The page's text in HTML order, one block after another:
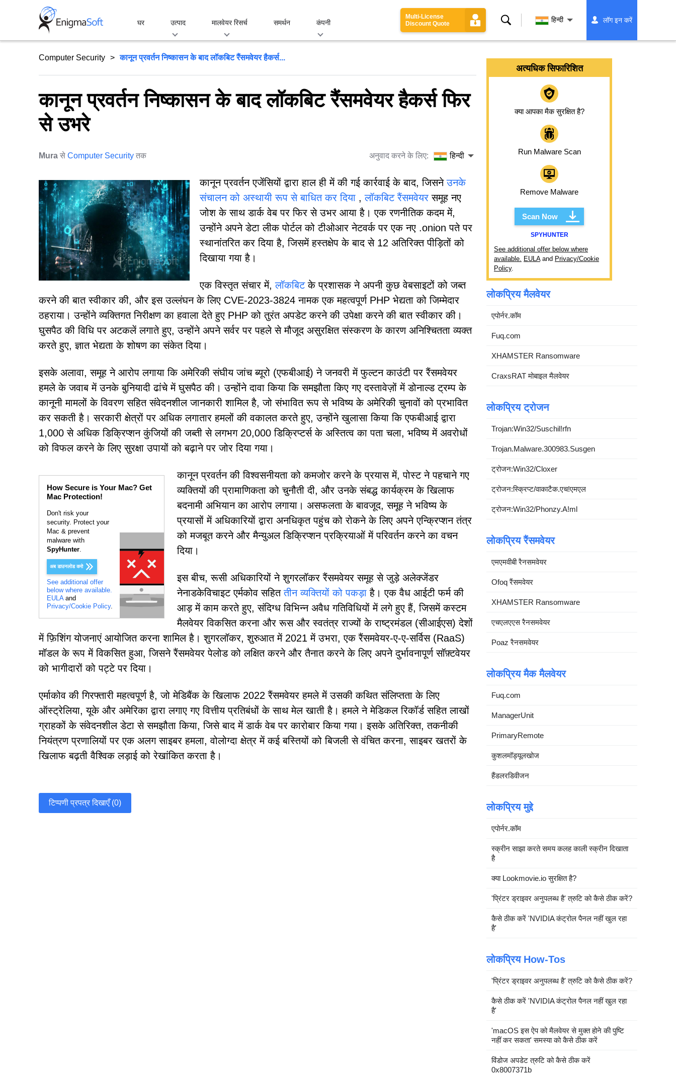
घर उत्पाद मालवेयर रिसर्च समर्थन कंपनी
Multi-License
Discount Quote
खोज हिन्दी लॉग इन करें
Computer Security कानून प्रवर्तन निष्कासन के बाद लॉकबिट रैंसमवेयर हैकर्स...
कानून प्रवर्तन निष्कासन के बाद लॉकबिट रैंसमवेयर हैकर्स फिर
से उभरे
Mura से Computer Security तक अनुवाद करने के लिए: हिन्दी
कानून प्रवर्तन एजेंसियों द्वारा हाल ही में की गई कार्रवाई के बाद, जिसनेउनके
संचालन को अस्थायी रूप से बाधित कर दिया ,लॉकबिट रैंसमवेयर समूह नए
जोश के साथ डार्क वेब पर फिर से उभर आया है। एक रणनीतिक कदम में,
उन्होंने अपने डेटा लीक पोर्टल को टीओआर नेटवर्क पर एक नए .onion पते पर
स्थानांतरित कर दिया है, जिसमें हस्तक्षेप के बाद से 12 अतिरिक्त पीड़ितों को
दिखाया गया है।
एक विस्तृत संचार में,लॉकबिटके प्रशासक ने अपनी कुछ वेबसाइटों को जब्त
करने की बात स्वीकार की, और इस उल्लंघन के लिए CVE-2023-3824 नामक एक महत्वपूर्ण PHP भेद्यता को जिम्मेदार
ठहराया। उन्होंने व्यक्तिगत निरीक्षण का हवाला देते हुए PHP को तुरंत अपडेट करने की उपेक्षा करने की बात स्वीकार की।
घुसपैठ की विधि पर अटकलें लगाते हुए, उन्होंने अपने सर्वर पर पहले से मौजूद असुरक्षित संस्करण के कारण अनिश्चितता व्यक्त
करते हुए, ज्ञात भेद्यता के शोषण का संकेत दिया।
इसके अलावा, समूह ने आरोप लगाया कि अमेरिकी संघीय जांच ब्यूरो (एफबीआई) ने जनवरी में फुल्टन काउंटी पर रैंसमवेयर
हमले के जवाब में उनके बुनियादी ढांचे में घुसपैठ की। उन्होंने दावा किया कि समझौता किए गए दस्तावेज़ों में डोनाल्ड ट्रम्प के
कानूनी मामलों के विवरण सहित संवेदनशील जानकारी शामिल है, जो संभावित रूप से भविष्य के अमेरिकी चुनावों को प्रभावित
कर सकती है। सरकारी क्षेत्रों पर अधिक लगातार हमलों की वकालत करते हुए, उन्होंने खुलासा किया कि एफबीआई द्वारा
1,000 से अधिक डिक्रिप्शन कुंजियों की जब्ती से लगभग 20,000 डिक्रिप्टर्स के अस्तित्व का पता चला, भविष्य में अवरोधों
को विफल करने के लिए सुरक्षा उपायों को बढ़ाने पर जोर दिया गया।
How Secure is Your Mac? Get
Mac Protection!
Don't risk your
security. Protect your
Mac & prevent
malware with
SpyHunter.
अब डाउनलोड करो
See additional offer
below where available.
EULAand
Privacy/Cookie Policy.
कानून प्रवर्तन की विश्वसनीयता को कमजोर करने के प्रयास में, पोस्ट ने पहचाने गए
व्यक्तियों की प्रामाणिकता को चुनौती दी, और उनके संबद्ध कार्यक्रम के खिलाफ
बदनामी अभियान का आरोप लगाया। असफलता के बावजूद, समूह ने भविष्य के
प्रयासों में अधिकारियों द्वारा अनधिकृत पहुंच को रोकने के लिए अपने एन्क्रिप्शन तंत्र
को मजबूत करने और मैन्युअल डिक्रिप्शन प्रक्रियाओं में परिवर्तन करने का वचन
दिया।
इस बीच, रूसी अधिकारियों ने शुगरलॉकर रैंसमवेयर समूह से जुड़े अलेक्जेंडर
नेनाडकेविचाइट एर्मकोव सहिततीन व्यक्तियों को पकड़ा है। एक वैध आईटी फर्म की
आड़ में काम करते हुए, संदिग्ध विभिन्न अवैध गतिविधियों में लगे हुए हैं, जिसमें कस्टम
मैलवेयर विकसित करना और रूस और स्वतंत्र राज्यों के राष्ट्रमंडल (सीआईएस) देशों
में फ़िशिंग योजनाएं आयोजित करना शामिल है। शुगरलॉकर, शुरुआत में 2021 में उभरा, एक रैंसमवेयर-ए-ए-सर्विस (RaaS)
मॉडल के रूप में विकसित हुआ, जिसने रैंसमवेयर पेलोड को लक्षित करने और तैनात करने के लिए अपने दुर्भावनापूर्ण सॉफ़्टवेयर
को भागीदारों को पट्टे पर दिया।
एर्माकोव की गिरफ्तारी महत्वपूर्ण है, जो मेडिबैंक के खिलाफ 2022 रैंसमवेयर हमले में उसकी कथित संलिप्तता के लिए
ऑस्ट्रेलिया, यूके और अमेरिका द्वारा लगाए गए वित्तीय प्रतिबंधों के साथ मेल खाती है। हमले ने मेडिकल रिकॉर्ड सहित लाखों
ग्राहकों के संवेदनशील डेटा से समझौता किया, जिसे बाद में डार्क वेब पर कारोबार किया गया। इसके अतिरिक्त, तकनीकी
नियंत्रण प्रणालियों पर एक अलग साइबर हमला, वोलोग्दा क्षेत्र में कई बस्तियों को बिजली से वंचित करना, साइबर खतरों के
खिलाफ बढ़ती वैश्विक लड़ाई को रेखांकित करता है।
टिप्पणी प्रपत्र दिखाएँ (0)
अत्यधिक सिफारिशित
क्या आपका मैक सुरक्षित है?
Run Malware Scan
Remove Malware
Scan Now
SPYHUNTER
See additional offer below where
available. EULAand Privacy/Cookie
Policy.
लोकप्रिय मैलवेयर
एपोर्नर.कॉम
Fuq.com
XHAMSTER Ransomware
CraxsRAT मोबाइल मैलवेयर
लोकप्रिय ट्रोजन
Trojan:Win32/Suschil!rfn
Trojan.Malware.300983.Susgen
ट्रोजन:Win32/Cloxer
ट्रोजन:स्क्रिप्ट/वाकाटैक.एच!एमएल
ट्रोजन:Win32/Phonzy.A!ml
लोकप्रिय रैंसमवेयर
एमएमवीबी रैनसमवेयर
Ofoq रैंसमवेयर
XHAMSTER Ransomware
एचएलएएस रैनसमवेयर
Poaz रैनसमवेयर
लोकप्रिय मैक मैलवेयर
Fuq.com
ManagerUnit
PrimaryRemote
कुशलमॉड्यूलखोज
हैंडलरडिवीजन
लोकप्रिय मुद्दे
एपोर्नर.कॉम
स्क्रीन साझा करते समय कलह काली स्क्रीन दिखाता
है
क्या Lookmovie.io सुरक्षित है?
'प्रिंटर ड्राइवर अनुपलब्ध है' त्रुटि को कैसे ठीक करें?
कैसे ठीक करें 'NVIDIA कंट्रोल पैनल नहीं खुल रहा
है'
लोकप्रिय How-Tos
'प्रिंटर ड्राइवर अनुपलब्ध है' त्रुटि को कैसे ठीक करें?
कैसे ठीक करें 'NVIDIA कंट्रोल पैनल नहीं खुल रहा
है'
'macOS इस ऐप को मैलवेयर से मुक्त होने की पुष्टि
नहीं कर सकता' समस्या को कैसे ठीक करें
विंडोज अपडेट त्रुटि को कैसे ठीक करें
0x8007371b